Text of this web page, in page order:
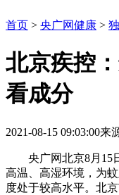
首页 > 央广网健康 >
北京疾控
看成分
2021-08-15 09:03:00来
央广网北京8月15
高温、高湿环境，为
度处于较高水平。北